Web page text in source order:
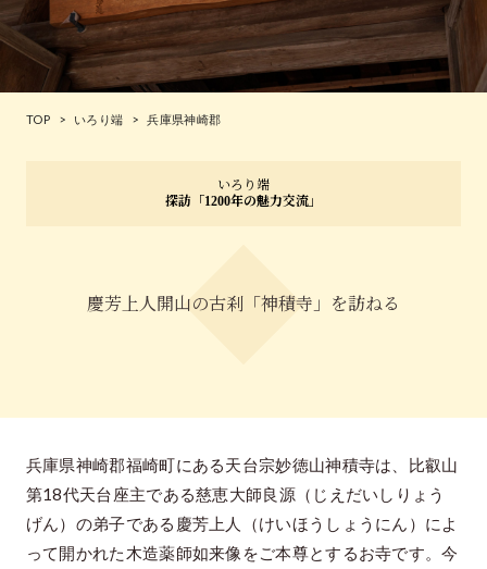
伝教大師最澄1200年魅力交流委員会とは
大学コラボプロジェクト
ニュース & トピックス
サイトポリシー
お問い合わせ
TOP > いろり端 > 兵庫県神崎郡
いろり端
探訪「1200年の魅力交流」
慶芳上人開山の古刹「神積寺」を訪ねる
兵庫県神崎郡福崎町にある天台宗妙徳山神積寺は、比叡山
第18代天台座主である慈恵大師良源（じえだいしりょう
げん）の弟子である慶芳上人（けいほうしょうにん）によ
って開かれた木造薬師如来像をご本尊とするお寺です。今